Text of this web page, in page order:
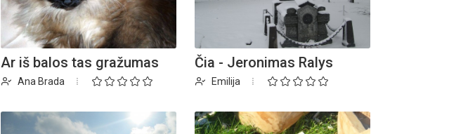
Ar iš balos tas gražumas
Ana Brada
Čia - Jeronimas Ralys
Emilija